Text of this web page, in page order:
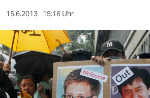
sport
berlin
nord
wahrheit
15.6.2013 15:16 Uhr